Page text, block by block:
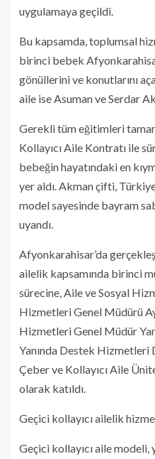
uygulamaya geçildi.
Bu kapsamda, toplumsal
birinci bebek
gönüllerini ve konutlarını
aile ise Asuman ve Serdar
Gerekli tüm eğitimleri
Kollayıcı Aile Kontratı ile
bebeğin hayatındaki en
yer aldı. Akman çifti,
model sayesinde bayram
uyandı.
Afyonkarahisar’da
ailelik kapsamında birinci
sürecine, Aile ve Sosyal
Hizmetleri Genel Müdürü
Hizmetleri Genel Müdür
Yanında Destek Hizmetleri
Çeber ve Kollayıcı Aile
olarak katıldı.
Geçici kollayıcı ailelik
Geçici kollayıcı aile